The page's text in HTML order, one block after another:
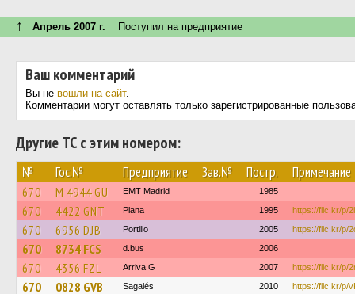
↑ Апрель 2007 г. Поступил на предприятие
Ваш комментарий
Вы не вошли на сайт.
Комментарии могут оставлять только зарегистрированные
Другие ТС с этим номером:
№ Гос.№ Предприятие Зав.№ Постр. Примечание
670 M 4944 GU EMT Madrid 1985
670 4422 GNT Plana 1995 https://flic.kr/p/
670 6956 DJB Portillo 2005 https://flic.kr/p/
670 8734 FCS d.bus 2006
670 4356 FZL Arriva G 2007 https://flic.kr/p/
670 0828 GVB Sagalés 2010 https://flic.kr/p/